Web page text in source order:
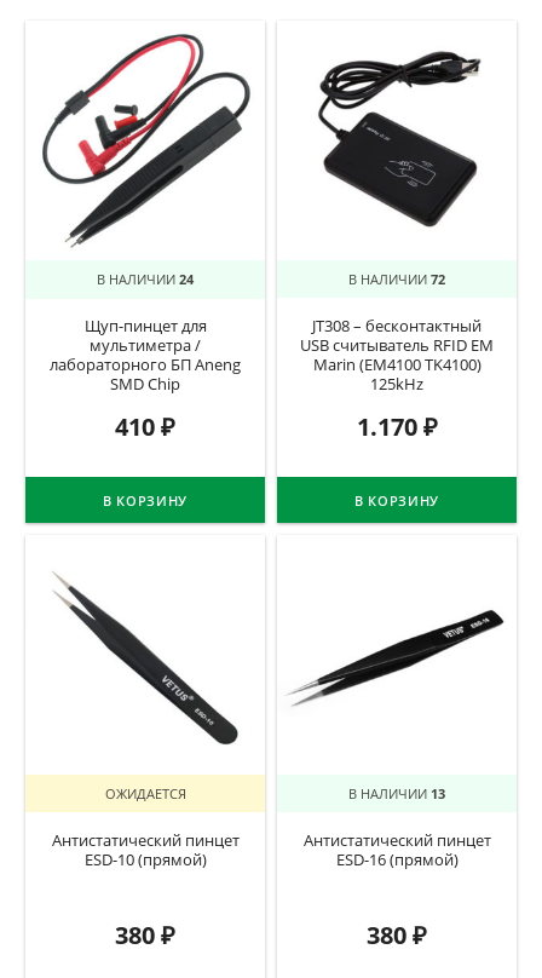
В НАЛИЧИИ 24
Щуп-пинцет для
мультиметра /
лабораторного БП Aneng
SMD Chip
410₽
В КОРЗИНУ
В НАЛИЧИИ 72
JT308 – бесконтактный
USB считыватель RFID EM
Marin (EM4100 TK4100)
125kHz
1.170₽
В КОРЗИНУ
ОЖИДАЕТСЯ
Антистатический пинцет
ESD-10 (прямой)
380₽
В НАЛИЧИИ 13
Антистатический пинцет
ESD-16 (прямой)
380₽